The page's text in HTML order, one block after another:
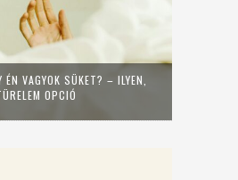
VAGYOK SÜKET? – ILYEN,
OPCIÓ